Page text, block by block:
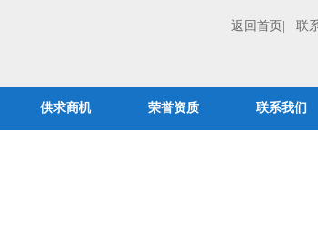
返回首页 | 联
供求商机 荣誉资质 联系我们